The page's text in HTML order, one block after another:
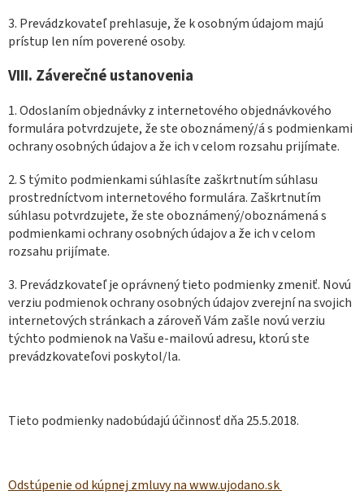
3. Prevádzkovateľ prehlasuje, že k osobným údajom majú
prístup len ním poverené osoby.
VIII. Záverečné ustanovenia
1. Odoslaním objednávky z internetového objednávkového
formulára potvrdzujete, že ste oboznámený/á s podmienkami
ochrany osobných údajov a že ich v celom rozsahu prijímate.
2. S týmito podmienkami súhlasíte zaškrtnutím súhlasu
prostredníctvom internetového formulára. Zaškrtnutím
súhlasu potvrdzujete, že ste oboznámený/oboznámená s
podmienkami ochrany osobných údajov a že ich v celom
rozsahu prijímate.
3. Prevádzkovateľ je oprávnený tieto podmienky zmeniť. Novú
verziu podmienok ochrany osobných údajov zverejní na svojich
internetových stránkach a zároveň Vám zašle novú verziu
týchto podmienok na Vašu e-mailovú adresu, ktorú ste
prevádzkovateľovi poskytol/la.
Tieto podmienky nadobúdajú účinnosť dňa 25.5.2018.
Odstúpenie od kúpnej zmluvy na www.ujodano.sk